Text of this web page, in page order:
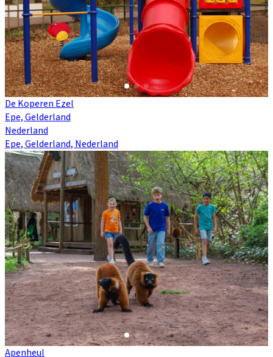
De Koperen Ezel
Epe, Gelderland
Nederland
Epe, Gelderland, Nederland
Apenheul